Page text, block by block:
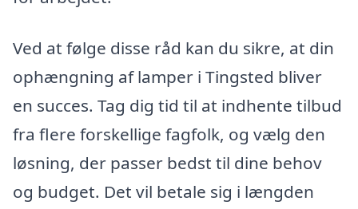
Ved at følge disse råd kan du sikre, at din
ophængning af lamper i Tingsted bliver
en succes. Tag dig tid til at indhente tilbud
fra flere forskellige fagfolk, og vælg den
løsning, der passer bedst til dine behov
og budget. Det vil betale sig i længden